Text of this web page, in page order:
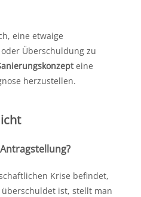
eine etwaige
Überschuldung zu
eine
herzustellen.
Krise befindet,
ist, stellt man